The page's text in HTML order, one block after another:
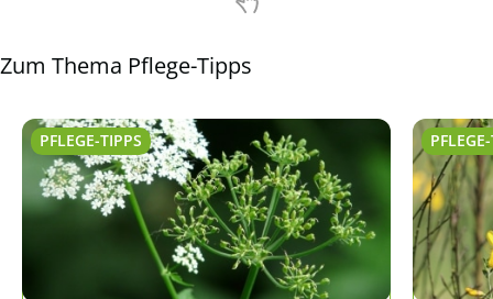
Zum Thema Pflege-Tipps
PFLEGE-TIPPS